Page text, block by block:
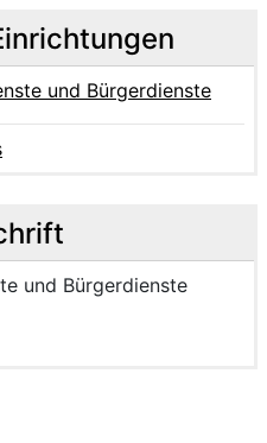
und Bürgerdienste
und Bürgerdienste